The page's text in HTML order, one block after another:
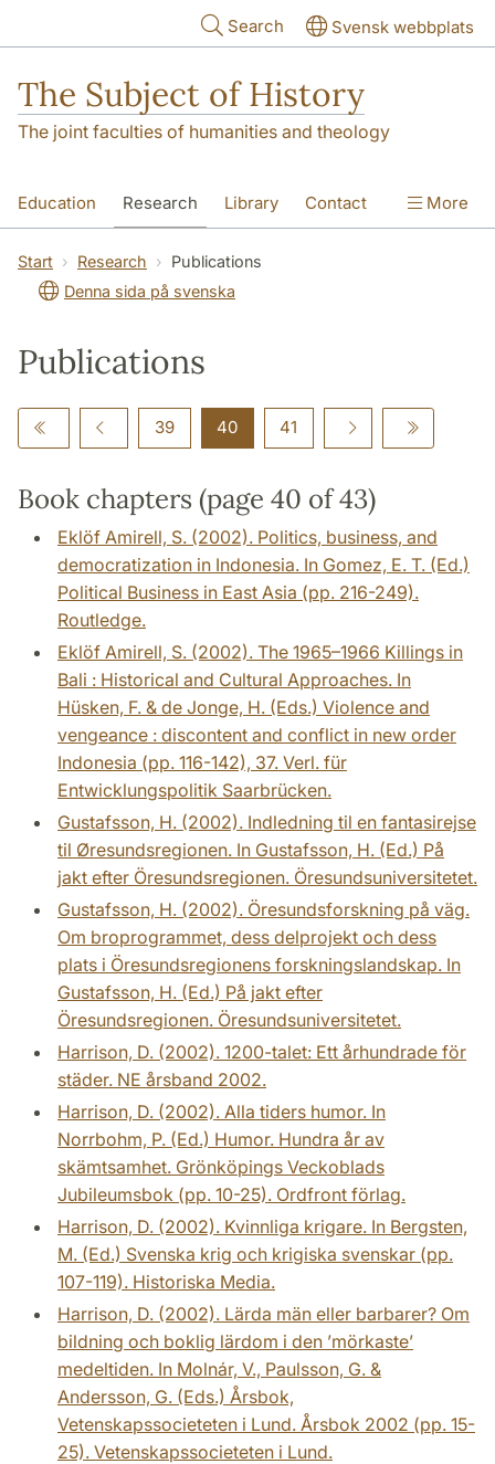
Search Svensk webbplats
The Subject of History
The joint faculties of humanities and theology
Education Research Library Contact
About us Accessibility
More
Start Research
Publications
Denna sida på svenska
Publications
39 40 41
Book chapters (page 40 of 43)
Eklöf Amirell, S. (2002). Politics, business, and
democratization in Indonesia. In Gomez, E. T. (Ed.)
Political Business in East Asia (pp. 216-249).
Routledge.
Eklöf Amirell, S. (2002). The 1965–1966 Killings in
Bali : Historical and Cultural Approaches. In
Hüsken, F. & de Jonge, H. (Eds.) Violence and
vengeance : discontent and conflict in new order
Indonesia (pp. 116-142), 37. Verl. für
Entwicklungspolitik Saarbrücken.
Gustafsson, H. (2002). Indledning til en fantasirejse
til Øresundsregionen. In Gustafsson, H. (Ed.) På
jakt efter Öresundsregionen. Öresundsuniversitetet.
Gustafsson, H. (2002). Öresundsforskning på väg.
Om broprogrammet, dess delprojekt och dess
plats i Öresundsregionens forskningslandskap. In
Gustafsson, H. (Ed.) På jakt efter
Öresundsregionen. Öresundsuniversitetet.
Harrison, D. (2002). 1200-talet: Ett århundrade för
städer. NE årsband 2002.
Harrison, D. (2002). Alla tiders humor. In
Norrbohm, P. (Ed.) Humor. Hundra år av
skämtsamhet. Grönköpings Veckoblads
Jubileumsbok (pp. 10-25). Ordfront förlag.
Harrison, D. (2002). Kvinnliga krigare. In Bergsten,
M. (Ed.) Svenska krig och krigiska svenskar (pp.
107-119). Historiska Media.
Harrison, D. (2002). Lärda män eller barbarer? Om
bildning och boklig lärdom i den ’mörkaste’
medeltiden. In Molnár, V., Paulsson, G. &
Andersson, G. (Eds.) Årsbok,
Vetenskapssocieteten i Lund. Årsbok 2002 (pp. 15-
25). Vetenskapssocieteten i Lund.